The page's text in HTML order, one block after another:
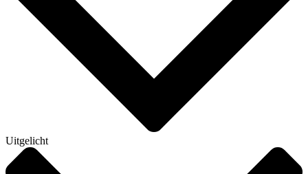
Uitgelicht